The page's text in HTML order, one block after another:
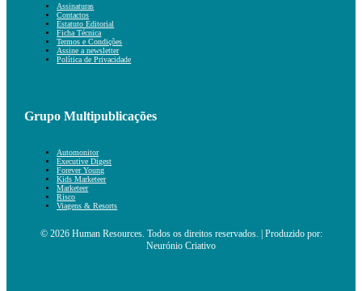
Assinaturas
Contactos
Estatuto Editorial
Ficha Técnica
Termos e Condições
Assine a newsletter
Política de Privacidade
Grupo Multipublicações
Automonitor
Executive Digest
Forever Young
Kids Marketeer
Marketeer
Risco
Viagens & Resorts
© 2026 Human Resources. Todos os direitos reservados. | Produzido por:
Neurónio Criativo